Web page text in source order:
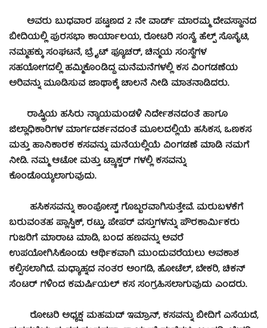
ಅವರು ಬುಧವಾರ ಪಟ್ಟಣದ 2 ನೇ ವಾರ್ಡ್ ಮಾರಮ್ಮ ದೇವಸ್ಥಾನದ
ಬೀದಿಯಲ್ಲಿ ಪುರಸಭಾ ಕಾರ್ಯಾಲಯ, ರೋಟರಿ ಸಂಸ್ಥೆ, ಹೆಲ್ಪ್ ಸೊಸೈಟಿ,
ನಮ್ಮಹಕ್ಕು ಸಂಘಟನೆ, ಬ್ರೈಟ್ ಫ್ಯೂಚರ್, ಚಿನ್ಮಯ ಸಂಸ್ಥೆಗಳ
ಸಹಯೋಗದಲ್ಲಿ ಹಮ್ಮಿಕೊಂಡಿದ್ದ ಮನೆಮನೆಗಳಲ್ಲಿ ಕಸ ವಿಂಗಡಣೆಯ
ಅರಿವನ್ನು ಮೂಡಿಸುವ ಜಾಥಾಕ್ಕೆ ಚಾಲನೆ ನೀಡಿ ಮಾತನಾಡಿದರು.
ರಾಷ್ಟ್ರಿಯ ಹಸಿರು ನ್ಯಾಯಮಂಡಳಿ ನಿರ್ದೇಶನದಂತೆ ಹಾಗೂ
ಜಿಲ್ಲಾಧಿಕಾರಿಗಳ ಮಾರ್ಗದರ್ಶನದಂತೆ ಮೂಲದಲ್ಲಿಯೆ ಹಸಿಕಸ, ಒಣಕಸ
ಮತ್ತು ಹಾನಿಕಾರಕ ಕಸವನ್ನು ಮನೆಯಲ್ಲಿಯೆ ವಿಂಗಡಣೆ ಮಾಡಿ ನಮಗೆ
ನೀಡಿ. ನಮ್ಮ ಆಟೋ ಮತ್ತು ಟ್ರ್ಯಾಕ್ಟರ್ ಗಳಲ್ಲಿ ಕಸವನ್ನು
ಕೊಂಡೊಯ್ಯಲಾಗುವುದು.
ಹಸಿಕಸವನ್ನು ಕಾಂಪೋಸ್ಟ್ ಗೊಬ್ಬರವಾಗಿಸುತ್ತೇವೆ. ಮರುಬಳಕೆಗೆ
ಬರುವಂತಹ ಪ್ಲಾಸ್ಟಿಕ್, ರಟ್ಟು, ಪೇಪರ್ ವಸ್ತುಗಳನ್ನು ಪೌರಕಾರ್ಮಿಕರು
ಗುಜರಿಗೆ ಮಾರಾಟ ಮಾಡಿ, ಬಂದ ಹಣವನ್ನು ಅವರೆ
ಉಪಯೋಗಿಸಿಕೊಂಡು ಆರ್ಥಿಕವಾಗಿ ಮುಂದುವರೆಯಲು ಅವಕಾಶ
ಕಲ್ಪಿಸಲಾಗಿದೆ. ಮಧ್ಯಾಹ್ನದ ನಂತರ ಅಂಗಡಿ, ಹೋಟೆಲ್, ಬೇಕರಿ, ಚಿಕನ್
ಸೆಂಟರ್ ಗಳಿಂದ ಕಮರ್ಷಿಯಲ್ ಕಸ ಸಂಗ್ರಹಿಸಲಾಗುವುದು ಎಂದರು.
ರೋಟರಿ ಅಧ್ಯಕ್ಷ ಮಹಮದ್ ಇಮ್ರಾನ್, ಕಸವನ್ನು ಬೀದಿಗೆ ಎಸೆಯದೆ,